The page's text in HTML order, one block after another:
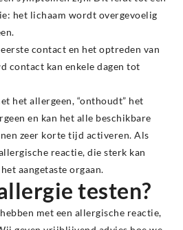
het lichaam wordt overgevoelig
contact en het optreden van
contact kan enkele dagen tot
het allergeen, “onthoudt” het
en kan het alle beschikbare
zeer korte tijd activeren. Als
reactie, die sterk kan
aangetaste orgaan.
testen?
met een allergische reactie,